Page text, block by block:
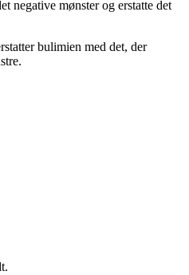
negative mønster og erstatte det
bulimien med det, der